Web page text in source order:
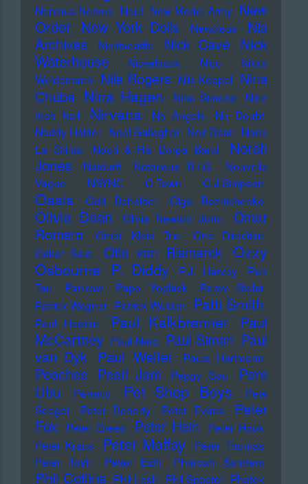
Nervous Norvus Neu! New Model Army New
Order New York Dolls Newcleus
Nia
Archives
Nichtseattle Nick Cave
Nick
Waterhouse
Nickelback Nico
Nikko
Weidemann Nile Rogers Nils Keppel Nina
Chuba Nina Hagen Nina Simone
Nine
Inch Nail
Nirvana No Angels
No Doubt
Noddy Holder Noel Gallagher Noir Désir Nono
La Grinta
Noori & His Dorpa Band
Norah
Jones
Notdurft Notorious B.I.G.
Nouvelle
Vague
NSYNC O-Town O.J.Simpson
Oasis Odd Beholder Olga Reznichenko
Olivia Dean Olivia Newton John
Omar
Romero
Omer Klein Trio
One Direction
Oskar Sala
Otto von Bismarck Ozzy
Osbourne
P. Diddy P.J. Harvey
Pan
Tau
Pankow Papo Yoplack
Parov Stelar
Patrick Wagner Patrick Walden Patti Smith
Paul Heaton Paul Kalkbrenner
Paul
McCartney Paul Nero Paul Simon Paul
van Dyk Paul Weller Paula Hartmann
Peaches Pearl Jam Peggy Gou
Pere
Ubu
Perrecy Pet Shop Boys
Pete
Seeger
Peter Doherty Peter Evans
Peter
Fox
Peter Green Peter Hein
Peter Hook
Peter Kraus
Peter Maffay
Peter Thomas
Peter Tosh
Petter Eldh Pharoah Sanders
Phil Collins Phil Lesh Phil Spector Photek